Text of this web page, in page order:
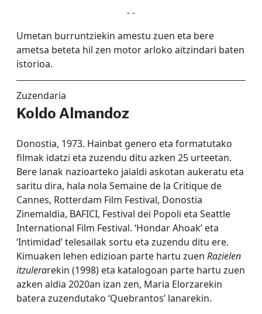
- -
Umetan burruntziekin amestu zuen eta bere
ametsa beteta hil zen motor arloko aitzindari baten
istorioa.
Zuzendaria
Koldo Almandoz
Donostia, 1973. Hainbat genero eta formatutako
filmak idatzi eta zuzendu ditu azken 25 urteetan.
Bere lanak nazioarteko jaialdi askotan aukeratu eta
saritu dira, hala nola Semaine de la Critique de
Cannes, Rotterdam Film Festival, Donostia
Zinemaldia, BAFICI, Festival dei Popoli eta Seattle
International Film Festival. ‘Hondar Ahoak’ eta
‘Intimidad’ telesailak sortu eta zuzendu ditu ere.
Kimuaken lehen edizioan parte hartu zuen Razielen
itzulerarekin (1998) eta katalogoan parte hartu zuen
azken aldia 2020an izan zen, Maria Elorzarekin
batera zuzendutako ‘Quebrantos’ lanarekin.